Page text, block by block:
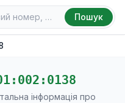
Пошук
інформація про